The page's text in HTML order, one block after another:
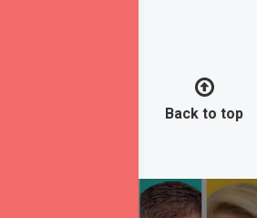
Back to top